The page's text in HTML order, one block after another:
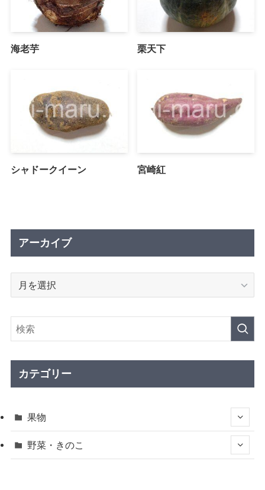
海老芋 栗天下
シャドークイーン 宮崎紅
アーカイブ
イ
ブ
カテゴリー
果物
野菜・きのこ